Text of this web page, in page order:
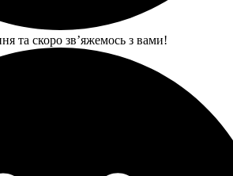
та скоро звʼяжемось з вами!